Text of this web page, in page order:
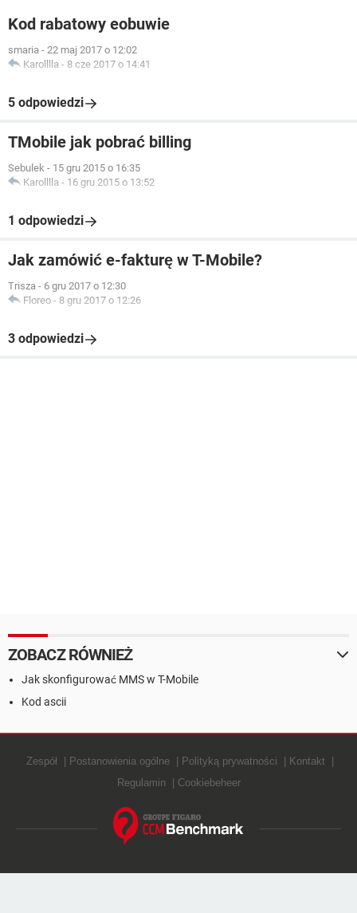
Kod rabatowy eobuwie
smaria - 22 maj 2017 o 12:02
Karolllla - 8 cze 2017 o 14:41
5 odpowiedzi
TMobile jak pobrać billing
Sebulek - 15 gru 2015 o 16:35
Karolllla - 16 gru 2015 o 13:52
1 odpowiedzi
Jak zamówić e-fakturę w T-Mobile?
Trisza - 6 gru 2017 o 12:30
Floreo - 8 gru 2017 o 12:26
3 odpowiedzi
ZOBACZ RÓWNIEŻ
Jak skonfigurować MMS w T-Mobile
Kod ascii
Zespół Postanowienia ogólne Polityką prywatności
Kontakt
Regulamin
Cookiebeheer